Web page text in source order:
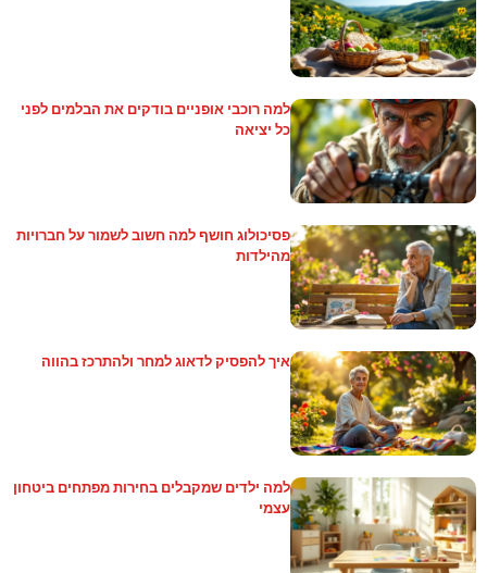
למה רוכבי אופניים בודקים את הבלמים לפני
כל יציאה
פסיכולוג חושף למה חשוב לשמור על חברויות
מהילדות
איך להפסיק לדאוג למחר ולהתרכז בהווה
למה ילדים שמקבלים בחירות מפתחים ביטחון
עצמי